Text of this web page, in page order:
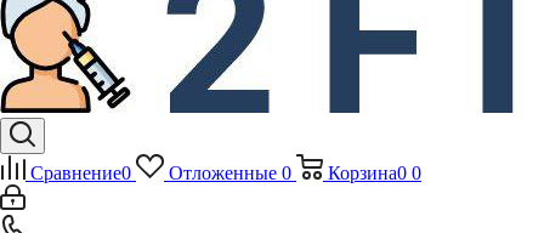
Сравнение0 Отложенные 0 Корзина0 0